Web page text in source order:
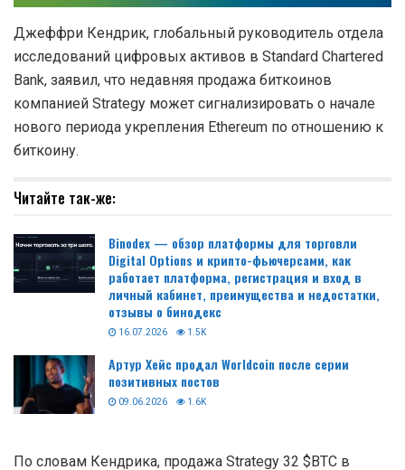
Джеффри Кендрик, глобальный руководитель отдела
исследований цифровых активов в Standard Chartered
Bank, заявил, что недавняя продажа биткоинов
компанией Strategy может сигнализировать о начале
нового периода укрепления Ethereum по отношению к
биткоину.
Читайте так-же:
Binodex — обзор платформы для торговли
Digital Options и крипто-фьючерсами, как
работает платформа, регистрация и вход в
личный кабинет, преимущества и недостатки,
отзывы о бинодекс
16.07.2026 1.5K
Артур Хейс продал Worldcoin после серии
позитивных постов
09.06.2026 1.6K
По словам Кендрика, продажа Strategy 32 $BTC в